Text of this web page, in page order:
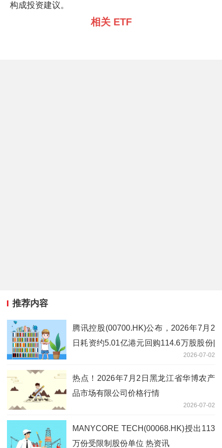
构成投资建议。
相关 ETF
推荐内容
腾讯控股(00700.HK)公布，2026年7月2
日耗资约5.01亿港元回购114.6万股股份|
2026-07-02
热点！2026年7月2日黑龙江省华博农产
品市场有限公司价格行情
2026-07-02
MANYCORE TECH(00068.HK)授出113
万份受限制股份单位 热资讯